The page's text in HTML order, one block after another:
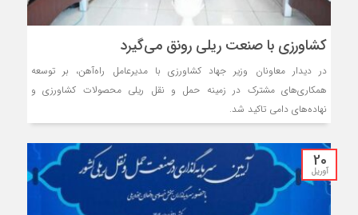
کشاورزی با صنعت ریلی رونق می‌گیرد
در دیدار معاونان وزیر جهاد کشاورزی با مدیرعامل راه‌آهن، بر توسعه
همکاری‌های مشترک در زمینه حمل و نقل ریلی محصولات کشاورزی و
نهاده‌های دامی تاکید شد.
20
آوریل